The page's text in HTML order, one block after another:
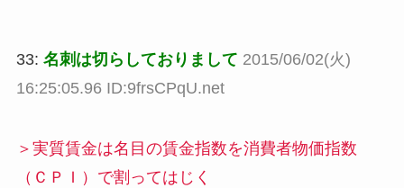
33: 名刺は切らしておりまして 2015/06/02(火)
16:25:05.96 ID:9frsCPqU.net
＞実質賃金は名目の賃金指数を消費者物価指数
（ＣＰＩ）で割ってはじく